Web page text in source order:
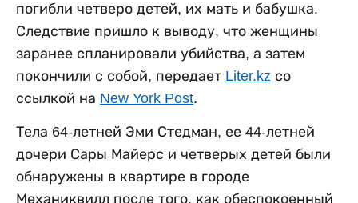
погибли четверо детей, их мать и бабушка.
Следствие пришло к выводу, что женщины
заранее спланировали убийства, а затем
покончили с собой, передает Liter.kz со
ссылкой на New York Post.
Тела 64-летней Эми Стедман, ее 44-летней
дочери Сары Майерс и четверых детей были
обнаружены в квартире в городе
Механиквилл после того, как обеспокоенный